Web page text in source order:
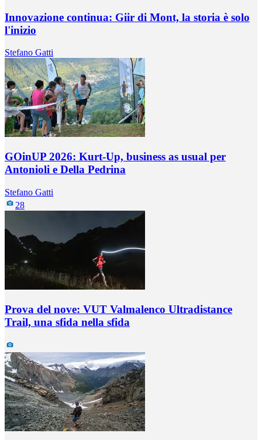
Innovazione continua: Giir di Mont, la storia è solo
l'inizio
Stefano Gatti
GOinUP 2026: Kurt-Up, business as usual per
Antonioli e Della Pedrina
Stefano Gatti
28
Prova del nove: VUT Valmalenco Ultradistance
Trail, una sfida nella sfida